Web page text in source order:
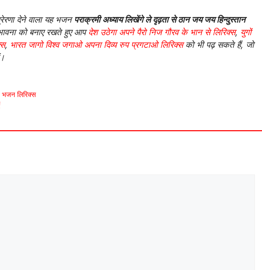
देने वाला यह भजन पराक्रमी अध्याय लिखेंगे ले दृढ़ता से ठान जय जय हिन्दुस्तान
को बनाए रखते हुए आपदेश उठेगा अपने पैरो निज गौरव के भान से लिरिक्स, युगों
, भारत जागो विश्व जगाओ अपना दिव्य रुप प्रगटाओ लिरिक्सको भी पढ़ सकते हैं, जो
भजन लिरिक्स